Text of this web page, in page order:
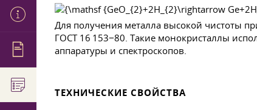
Для получения металла высокой чистоты
ГОСТ 16 153−80. Такие монокристаллы
аппаратуры и спектроскопов.
ТЕХНИЧЕСКИЕ СВОЙСТВА